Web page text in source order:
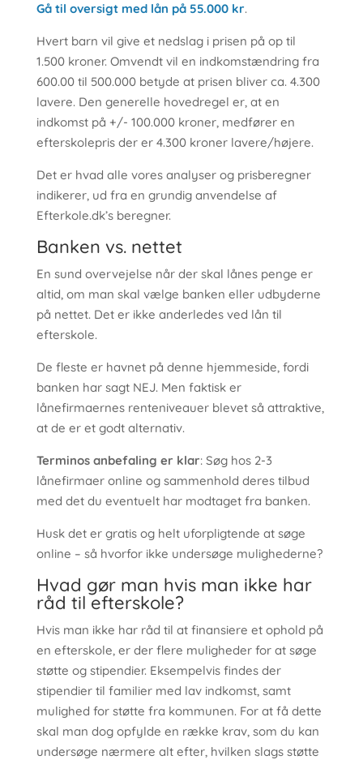
Gå til oversigt med lån på 55.000 kr.
Hvert barn vil give et nedslag i prisen på op til
1.500 kroner. Omvendt vil en indkomstændring fra
600.00 til 500.000 betyde at prisen bliver ca. 4.300
lavere. Den generelle hovedregel er, at en
indkomst på +/- 100.000 kroner, medfører en
efterskolepris der er 4.300 kroner lavere/højere.
Det er hvad alle vores analyser og prisberegner
indikerer, ud fra en grundig anvendelse af
Efterkole.dk’s beregner.
Banken vs. nettet
En sund overvejelse når der skal lånes penge er
altid, om man skal vælge banken eller udbyderne
på nettet. Det er ikke anderledes ved lån til
efterskole.
De fleste er havnet på denne hjemmeside, fordi
banken har sagt NEJ. Men faktisk er
lånefirmaernes renteniveauer blevet så attraktive,
at de er et godt alternativ.
Terminos anbefaling er klar: Søg hos 2-3
lånefirmaer online og sammenhold deres tilbud
med det du eventuelt har modtaget fra banken.
Husk det er gratis og helt uforpligtende at søge
online – så hvorfor ikke undersøge mulighederne?
Hvad gør man hvis man ikke har
råd til efterskole?
Hvis man ikke har råd til at finansiere et ophold på
en efterskole, er der flere muligheder for at søge
støtte og stipendier. Eksempelvis findes der
stipendier til familier med lav indkomst, samt
mulighed for støtte fra kommunen. For at få dette
skal man dog opfylde en række krav, som du kan
undersøge nærmere alt efter, hvilken slags støtte